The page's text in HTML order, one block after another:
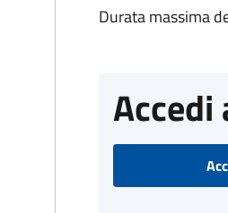
Durata massima
Accedi